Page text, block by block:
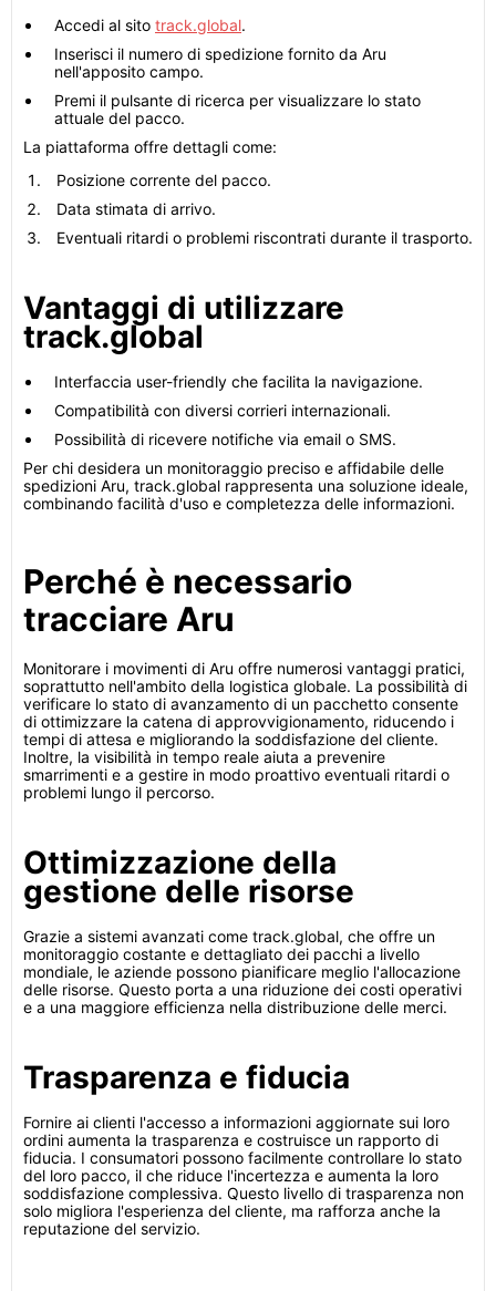
Accedi al sito track.global.
Inserisci il numero di spedizione fornito da Aru
nell'apposito campo.
Premi il pulsante di ricerca per visualizzare lo stato
attuale del pacco.
La piattaforma offre dettagli come:
Posizione corrente del pacco.
Data stimata di arrivo.
Eventuali ritardi o problemi riscontrati durante il trasporto.
Vantaggi di utilizzare
track.global
Interfaccia user-friendly che facilita la navigazione.
Compatibilità con diversi corrieri internazionali.
Possibilità di ricevere notifiche via email o SMS.
Per chi desidera un monitoraggio preciso e affidabile delle
spedizioni Aru, track.global rappresenta una soluzione ideale,
combinando facilità d'uso e completezza delle informazioni.
Perché è necessario
tracciare Aru
Monitorare i movimenti di Aru offre numerosi vantaggi pratici,
soprattutto nell'ambito della logistica globale. La possibilità di
verificare lo stato di avanzamento di un pacchetto consente
di ottimizzare la catena di approvvigionamento, riducendo i
tempi di attesa e migliorando la soddisfazione del cliente.
Inoltre, la visibilità in tempo reale aiuta a prevenire
smarrimenti e a gestire in modo proattivo eventuali ritardi o
problemi lungo il percorso.
Ottimizzazione della
gestione delle risorse
Grazie a sistemi avanzati come track.global, che offre un
monitoraggio costante e dettagliato dei pacchi a livello
mondiale, le aziende possono pianificare meglio l'allocazione
delle risorse. Questo porta a una riduzione dei costi operativi
e a una maggiore efficienza nella distribuzione delle merci.
Trasparenza e fiducia
Fornire ai clienti l'accesso a informazioni aggiornate sui loro
ordini aumenta la trasparenza e costruisce un rapporto di
fiducia. I consumatori possono facilmente controllare lo stato
del loro pacco, il che riduce l'incertezza e aumenta la loro
soddisfazione complessiva. Questo livello di trasparenza non
solo migliora l'esperienza del cliente, ma rafforza anche la
reputazione del servizio.